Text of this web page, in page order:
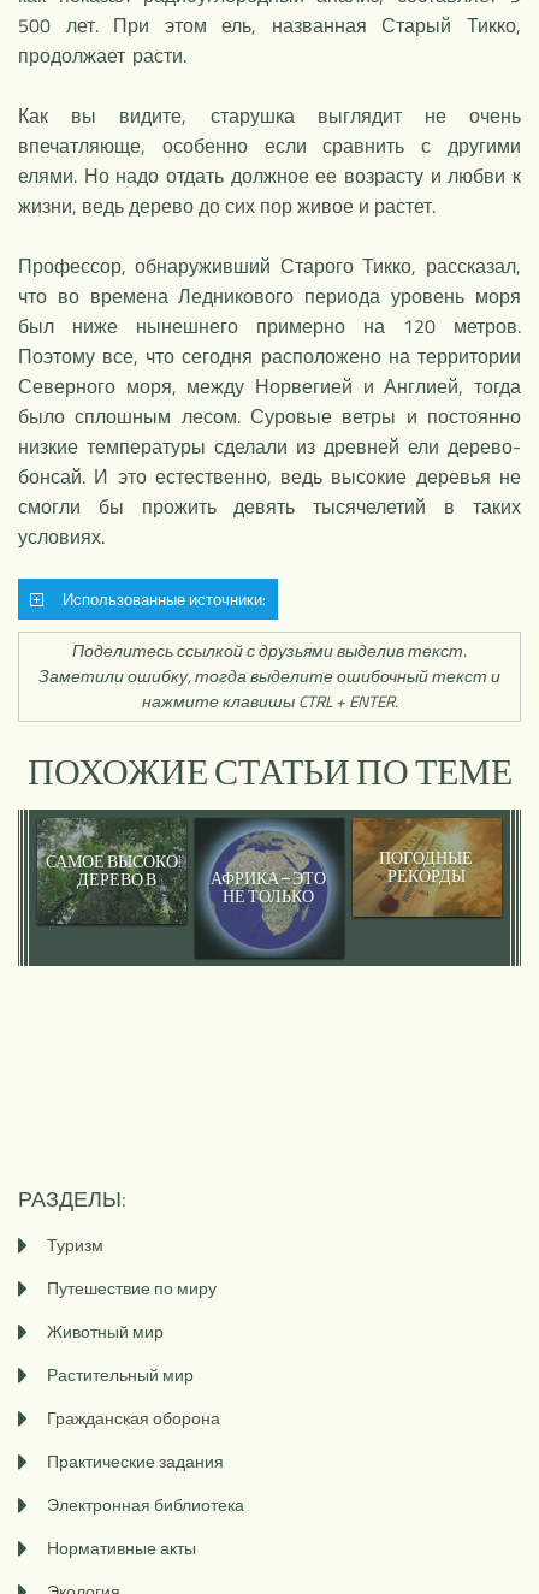
500 лет. При этом ель, названная Старый Тикко,
продолжает расти.
Как вы видите, старушка выглядит не очень
впечатляюще, особенно если сравнить с другими
елями. Но надо отдать должное ее возрасту и любви к
жизни, ведь дерево до сих пор живое и растет.
Профессор, обнаруживший Старого Тикко, рассказал,
что во времена Ледникового периода уровень моря
был ниже нынешнего примерно на 120 метров.
Поэтому все, что сегодня расположено на территории
Северного моря, между Норвегией и Англией, тогда
было сплошным лесом. Суровые ветры и постоянно
низкие температуры сделали из древней ели дерево-
бонсай. И это естественно, ведь высокие деревья не
смогли бы прожить девять тысячелетий в таких
условиях.
Использованные источники:
Поделитесь ссылкой с друзьями выделив текст.
Заметили ошибку, тогда выделите ошибочный текст и
нажмите клавишы CTRL + ENTER.
ПОХОЖИЕ СТАТЬИ ПО ТЕМЕ
САМОЕ ВЫСОКОЕ
ДЕРЕВО В
АФРИКЕ НАШЛИ
НА ГОРЕ
АФРИКА – ЭТО
НЕ ТОЛЬКО
ЖАРА
ПОГОДНЫЕ
РЕКОРДЫ
РАЗДЕЛЫ:
Туризм
Путешествие по миру
Животный мир
Растительный мир
Гражданская оборона
Практические задания
Электронная библиотека
Нормативные акты